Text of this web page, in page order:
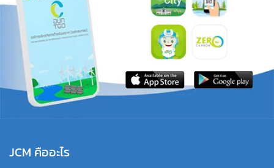
JCM คืออะไร